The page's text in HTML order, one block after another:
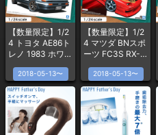
【数量限定】1/2
4 トヨタ AE86ト
レノ 1983 ホワイ
ト/ブラック
2018-05-13〜
【数量限定】1/2
4 マツダ BNスポ
ーツ FC3S RX-7
1989
2018-05-13〜